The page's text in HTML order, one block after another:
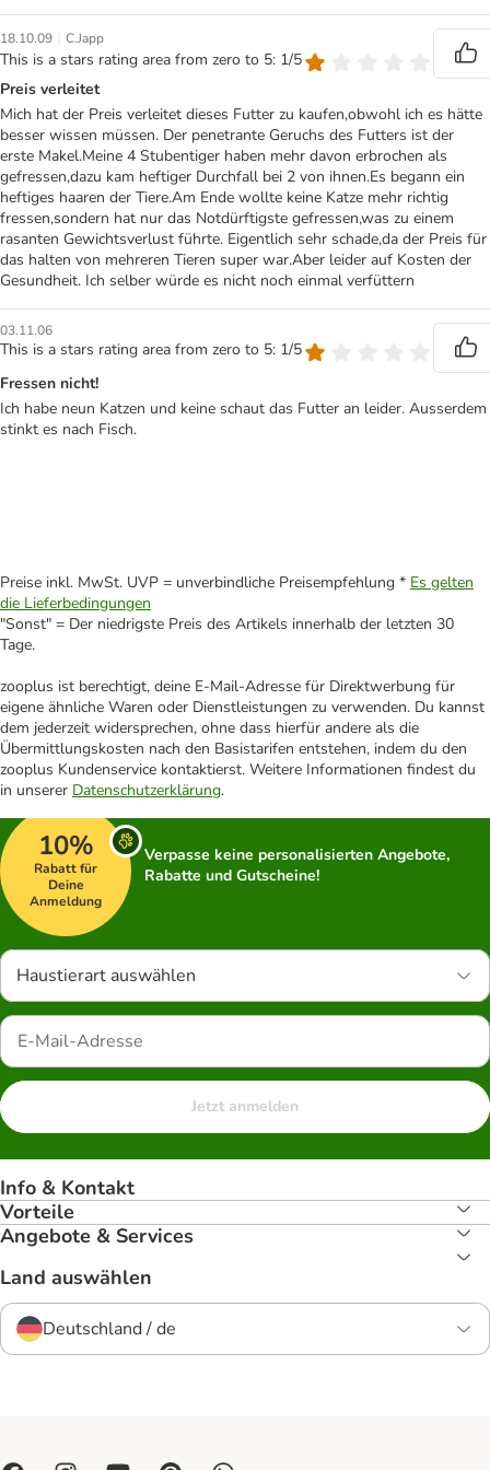
18.10.09 | C.Japp
This is a stars rating area from zero to 5: 1/5
Preis verleitet
Mich hat der Preis verleitet dieses Futter zu kaufen,obwohl ich es hätte
besser wissen müssen. Der penetrante Geruchs des Futters ist der
erste Makel.Meine 4 Stubentiger haben mehr davon erbrochen als
gefressen,dazu kam heftiger Durchfall bei 2 von ihnen.Es begann ein
heftiges haaren der Tiere.Am Ende wollte keine Katze mehr richtig
fressen,sondern hat nur das Notdürftigste gefressen,was zu einem
rasanten Gewichtsverlust führte. Eigentlich sehr schade,da der Preis für
das halten von mehreren Tieren super war.Aber leider auf Kosten der
Gesundheit. Ich selber würde es nicht noch einmal verfüttern
03.11.06
This is a stars rating area from zero to 5: 1/5
Fressen nicht!
Ich habe neun Katzen und keine schaut das Futter an leider. Ausserdem
stinkt es nach Fisch.
Preise inkl. MwSt. UVP = unverbindliche Preisempfehlung * Es gelten
die Lieferbedingungen
"Sonst" = Der niedrigste Preis des Artikels innerhalb der letzten 30
Tage.
zooplus ist berechtigt, deine E-Mail-Adresse für Direktwerbung für
eigene ähnliche Waren oder Dienstleistungen zu verwenden. Du kannst
dem jederzeit widersprechen, ohne dass hierfür andere als die
Übermittlungskosten nach den Basistarifen entstehen, indem du den
zooplus Kundenservice kontaktierst. Weitere Informationen findest du
in unserer Datenschutzerklärung.
10%
Rabatt für
Deine
Anmeldung
Verpasse keine personalisierten Angebote,
Rabatte und Gutscheine!
Haustierart auswählen
Jetzt anmelden
Info & Kontakt
Vorteile
Angebote & Services
Land auswählen
Deutschland / de